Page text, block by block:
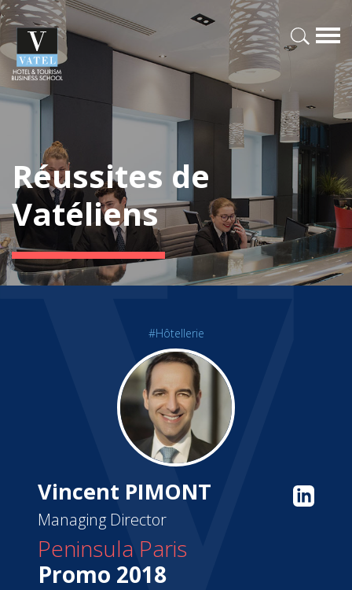
Réussites de
Vatéliens
#Hôtellerie
Vincent PIMONT
Managing Director
Peninsula Paris
Promo 2018